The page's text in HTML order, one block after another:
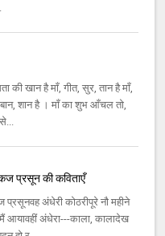
की खान है माँ, गीत, सुर, तान है माँ,
शान है । माँ का शुभ आँचल तो,
प्रसून की कविताएँ
अंधेरी कोठरीपूरे नौ महीने
अंधेरा---काला, कालादेख